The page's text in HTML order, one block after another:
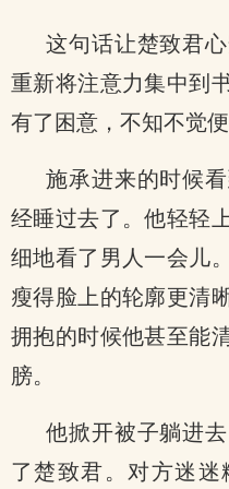
这句话让楚致君
重新将注意力集中到
有了困意，不知不觉便
施承进来的时候
经睡过去了。他轻轻
细地看了男人一会儿
瘦得脸上的轮廓更清
拥抱的时候他甚至能
膀。
他掀开被子躺进
了楚致君。对方迷迷